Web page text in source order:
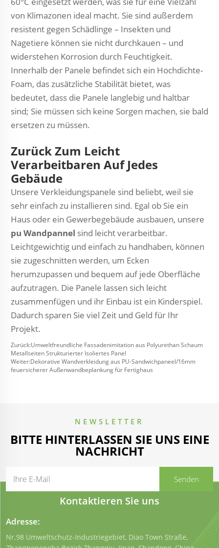
von Klimazonen ideal macht. Sie sind außerdem
resistent gegen Schädlinge – Insekten und
Nagetiere können sie nicht durchkauen – und
widerstehen Korrosion durch Feuchtigkeit.
Innerhalb der Panele befindet sich ein Hochdichte-
Foam, das zusätzliche Stabilität bietet, was
bedeutet, dass die Panele langlebig und haltbar
sind; Sie müssen sich keine Sorgen machen, sie bald
ersetzen zu müssen.
Zurück Zum Leicht
Verarbeitbaren Auf Jedes
Gebäude
Unsere Verkleidungspanele sind beliebt, weil sie
sehr einfach zu installieren sind. Egal ob Sie ein
Haus oder ein Gewerbegebäude ausbauen, unsere
pu Wandpannel sind leicht verarbeitbar.
Leichtgewichtig und einfach zu handhaben, können
sie zugeschnitten werden, um Ecken
herumzupassen und bequem auf jede Oberfläche
aufzutragen. Die Panele lassen sich leicht
zusammenfügen und ihr Einbau ist ein Kinderspiel.
Dadurch sparen Sie viel Zeit und Geld für Ihr
Projekt.
Zurück:Umweltfreundliche Fassadenimitation aus Polyurethan Schaum
Metallseiten Strukturierter Isoliertes Panel
Weiter:Dekorative Wandverkleidung aus PU-Sandwichpaneel/16mm
feuersicherer Außenwandbeplankung für Fertighaus
NEWSLETTER
BITTE HINTERLASSEN SIE UNS EINE
NACHRICHT
Kontaktieren Sie uns
Adresse:
Nr.98 Umweltschutz-Industriegebiet, Diao Town Straße,